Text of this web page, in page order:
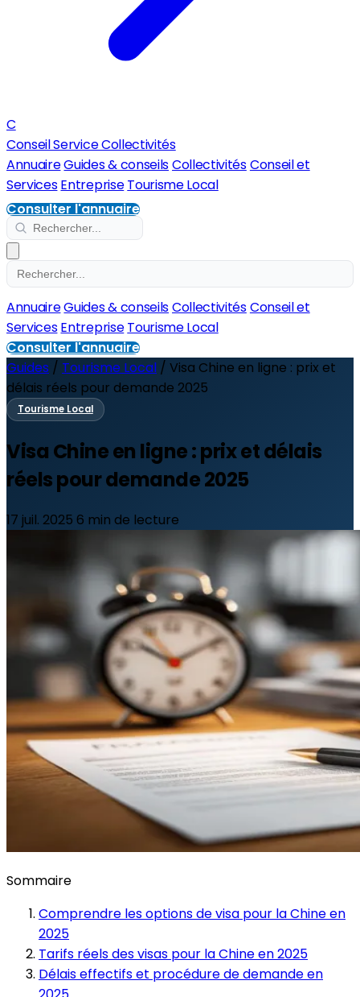
C
Conseil Service Collectivités
AnnuaireGuides & conseilsCollectivitésConseil et
ServicesEntreprise Tourisme Local
Consulter l'annuaire
AnnuaireGuides & conseilsCollectivitésConseil et
ServicesEntreprise Tourisme Local
Consulter l'annuaire
Guides / Tourisme Local / Visa Chine en ligne : prix et
délais réels pour demande 2025
Tourisme Local
Visa Chine en ligne : prix et délais
réels pour demande 2025
17 juil. 2025 6 min de lecture
Sommaire
Comprendre les options de visa pour la Chine en
2025
Tarifs réels des visas pour la Chine en 2025
Délais effectifs et procédure de demande en